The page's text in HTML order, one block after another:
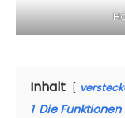
Inhalt
1 Die